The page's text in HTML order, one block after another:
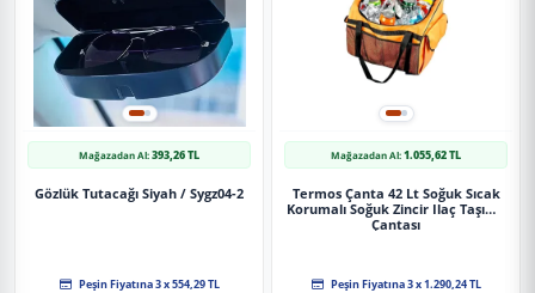
Mağazadan Al:393,26 TL
Gözlük Tutacağı Siyah / Sygz04-2
Peşin Fiyatına 3 x 554,29 TL
Mağazadan Al:1.055,62 TL
Termos Çanta 42 Lt Soğuk Sıcak
Korumalı Soğuk Zincir Ilaç Taşıma
Çantası
Peşin Fiyatına 3 x 1.290,24 TL